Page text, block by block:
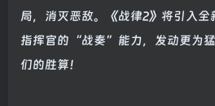
局，消灭恶敌。《战律2》将引入
指挥官的“战奏”能力，发动更为
们的胜算！